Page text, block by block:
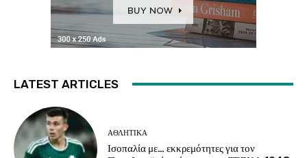
LATEST ARTICLES
ΑΘΛΗΤΙΚΑ
Ισοπαλία με… εκκρεμότητες για τον